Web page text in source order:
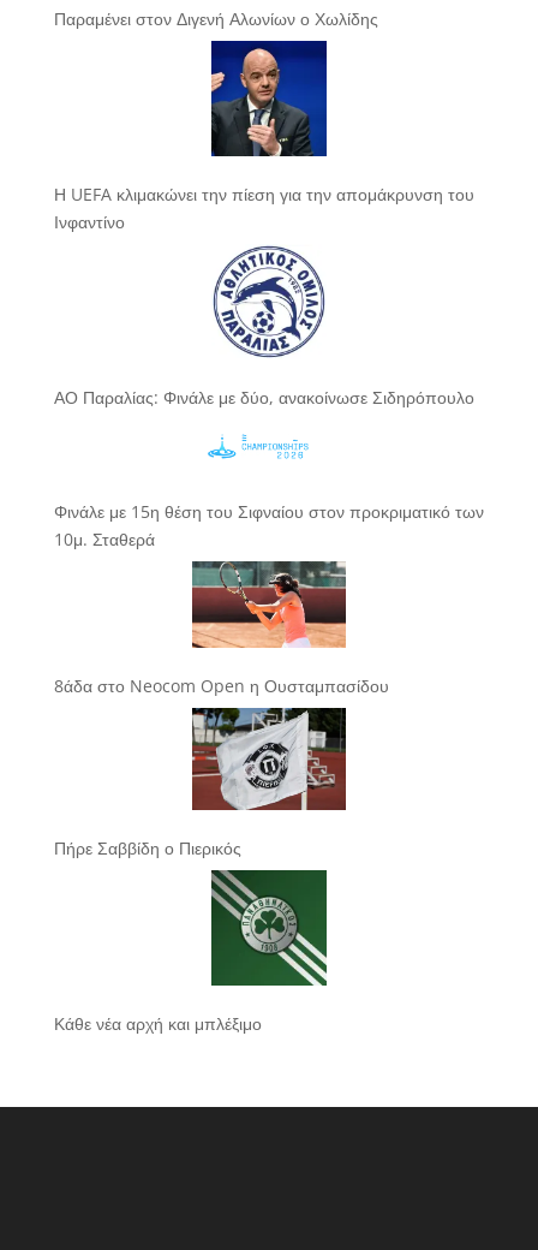
Παραμένει στον Διγενή Αλωνίων ο Χωλίδης
Η UEFA κλιμακώνει την πίεση για την απομάκρυνση του
Ινφαντίνο
ΑΟ Παραλίας: Φινάλε με δύο, ανακοίνωσε Σιδηρόπουλο
Φινάλε με 15η θέση του Σιφναίου στον προκριματικό των
10μ. Σταθερά
8άδα στο Neocom Open η Ουσταμπασίδου
Πήρε Σαββίδη ο Πιερικός
Κάθε νέα αρχή και μπλέξιμο